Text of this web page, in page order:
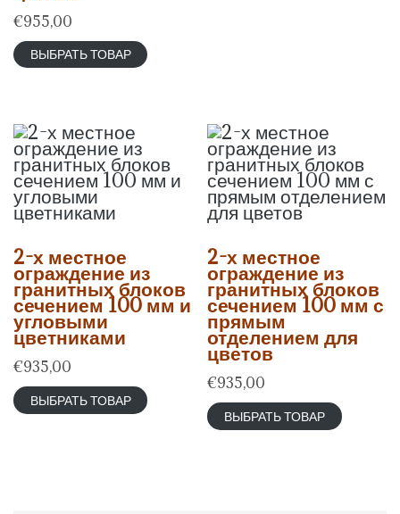
€955,00
ВЫБРАТЬ ТОВАР
2-х местное
ограждение из
гранитных блоков
сечением 100 мм и
угловыми
цветниками
€935,00
ВЫБРАТЬ ТОВАР
2-х местное
ограждение из
гранитных блоков
сечением 100 мм с
прямым
отделением для
цветов
€935,00
ВЫБРАТЬ ТОВАР